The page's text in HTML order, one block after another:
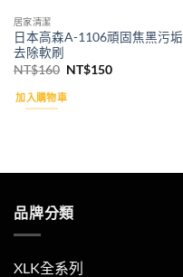
居家清潔
日本高森A-1106頑固焦黑污垢
去除軟刷
NT$160 原
價
格：
NT$150目
加入購物車
品牌分類
XLK全系列